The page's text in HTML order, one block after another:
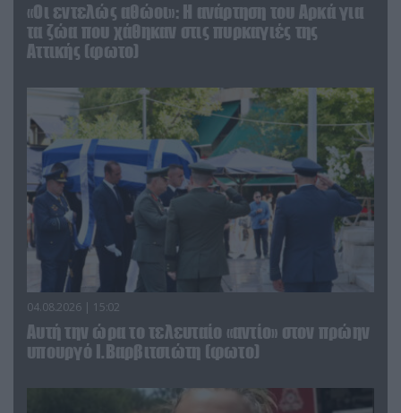
«Οι εντελώς αθώοι»: Η ανάρτηση του Αρκά για
τα ζώα που χάθηκαν στις πυρκαγιές της
Αττικής (φωτο)
04.08.2026 | 15:02
Αυτή την ώρα το τελευταίο «αντίο» στον πρώην
υπουργό Ι.Βαρβιτσιώτη (φωτο)